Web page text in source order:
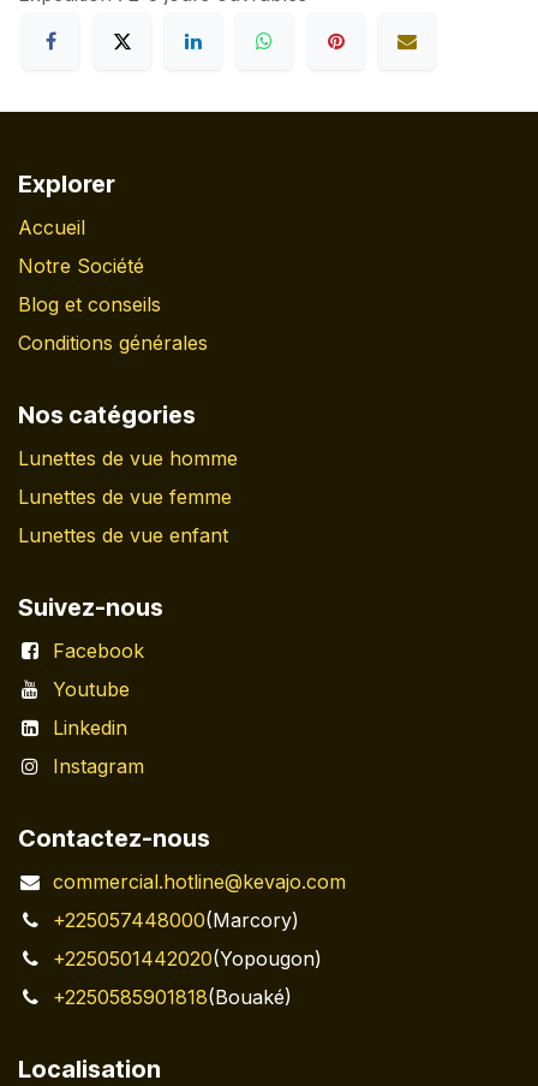
Explorer
Accueil
Notre Société
Blog et conseils
Conditions générales
Nos catégories
Lunettes de vue homme
Lunettes de vue femme
Lunettes de vue enfant
Suivez-nous
Facebook
Youtube
Linkedin
Instagram
Contactez-nous
commercial.hotline@kevajo.com
+225057448000(Marcory)
+2250501442020(Yopougon)
+2250585901818(Bouaké)
Localisation